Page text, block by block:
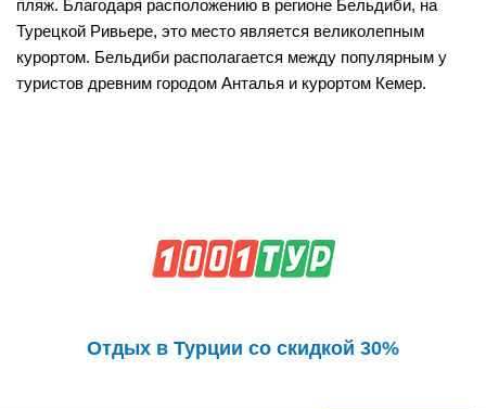
пляж. Благодаря расположению в регионе Бельдиби, на
Турецкой Ривьере, это место является великолепным
курортом. Бельдиби располагается между популярным у
туристов древним городом Анталья и курортом Кемер.
Отдых в Турции со скидкой 30%